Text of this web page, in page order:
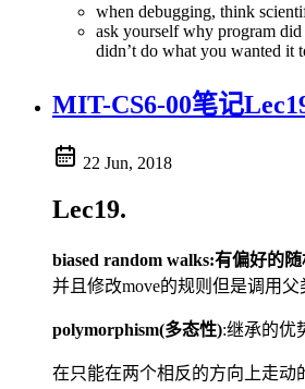
when debugging, think
ask yourself why program
didn’t do what you wanted it
MIT-CS6-00笔记
22 Jun, 2018
Lec19.
biased random walks:有偏好的
并且修改move的规则但是调用父
polymorphism(多态性):继承的优
在只能在两个相反的方向上走动